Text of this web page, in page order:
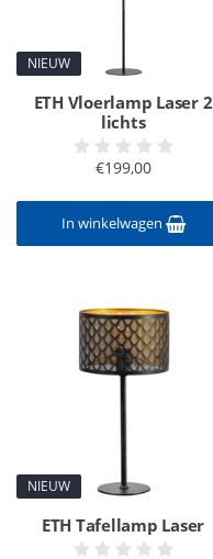
NIEUW
ETH Vloerlamp Laser 2
lichts
€199,00
In winkelwagen
NIEUW
ETH Tafellamp Laser